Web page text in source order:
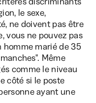
le sexe,
ne doivent pas être
vous ne pouvez pas
homme marié de 35
Même
comme le niveau
côté si le poste
ayant une